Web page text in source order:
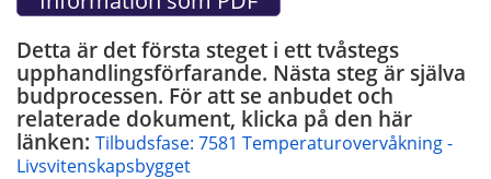
Detta är det första steget i ett tvåstegs
upphandlingsförfarande. Nästa steg är själva
budprocessen. För att se anbudet och
relaterade dokument, klicka på den här
länken: Tilbudsfase: 7581 Temperaturovervåkning -
Livsvitenskapsbygget